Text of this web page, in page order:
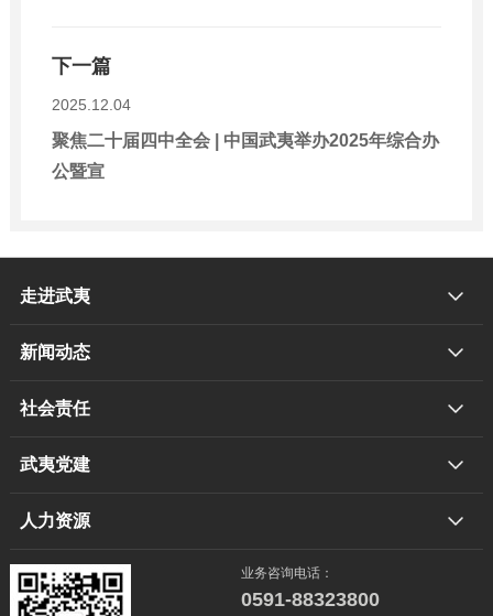
下一篇
2025.12.04
聚焦二十届四中全会 | 中国武夷举办2025年综合办
公暨宣
走进武夷
新闻动态
社会责任
武夷党建
人力资源
业务咨询电话：
0591-88323800